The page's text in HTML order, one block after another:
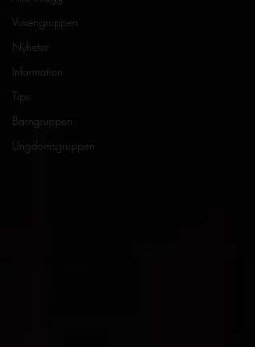
Vuxengruppen
Nyheter
Information
Tips
Barngruppen
Ungdomsgruppen